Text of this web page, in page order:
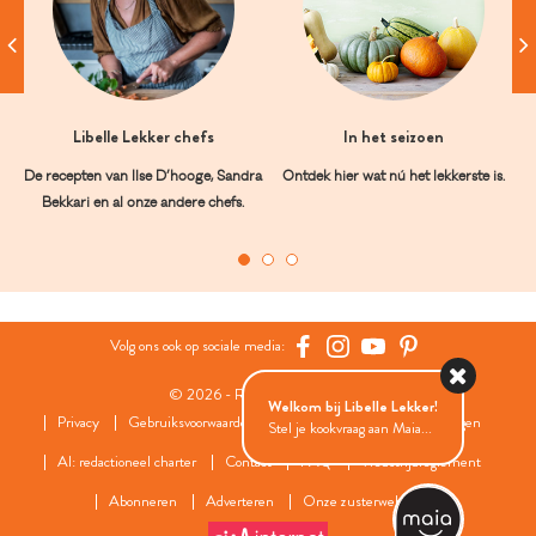
Libelle Lekker chefs
De recepten van Ilse D’hooge, Sandra
Bekkari en al onze andere chefs.
In het seizoen
Ontdek hier wat nú het lekkerste is.
Volg ons ook op sociale media:
© 2026 - Roularta Media Group
Privacy
Gebruiksvoorwaarden Cookies
Cookies instellingen
AI: redactioneel charter
Contact FAQ
Wedstrijdreglement
Abonneren
Adverteren Onze zusterwebsites
Welkom bij Libelle Lekker!
Stel je kookvraag aan Maia...